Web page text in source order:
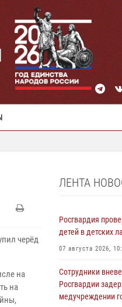
черёд
на
на
ЛЕНТА
Росгвардия
детей в детских
07 августа 2026,
Сотрудники
Росгвардии
медучреждении